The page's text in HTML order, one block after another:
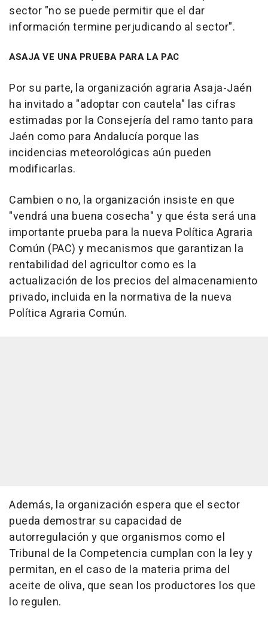
sector "no se puede permitir que el dar
información termine perjudicando al sector".
ASAJA VE UNA PRUEBA PARA LA PAC
Por su parte, la organización agraria Asaja-Jaén
ha invitado a "adoptar con cautela" las cifras
estimadas por la Consejería del ramo tanto para
Jaén como para Andalucía porque las
incidencias meteorológicas aún pueden
modificarlas.
Cambien o no, la organización insiste en que
"vendrá una buena cosecha" y que ésta será una
importante prueba para la nueva Política Agraria
Común (PAC) y mecanismos que garantizan la
rentabilidad del agricultor como es la
actualización de los precios del almacenamiento
privado, incluida en la normativa de la nueva
Política Agraria Común.
Además, la organización espera que el sector
pueda demostrar su capacidad de
autorregulación y que organismos como el
Tribunal de la Competencia cumplan con la ley y
permitan, en el caso de la materia prima del
aceite de oliva, que sean los productores los que
lo regulen.